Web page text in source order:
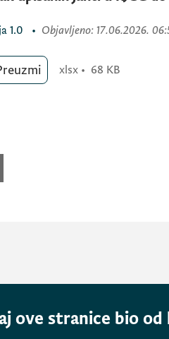
1.0 • Objavljeno: 17.06.2026.
xlsx • 68 KB
ove stranice bio